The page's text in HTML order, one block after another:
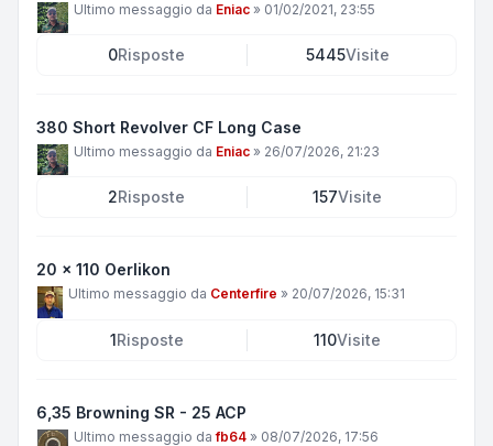
Ultimo messaggio da Eniac » 01/02/2021, 23:55
0Risposte 5445Visite
380 Short Revolver CF Long Case
Ultimo messaggio da Eniac » 26/07/2026, 21:23
2Risposte 157Visite
20 x 110 Oerlikon
Ultimo messaggio da Centerfire » 20/07/2026, 15:31
1Risposte 110Visite
6,35 Browning SR - 25 ACP
Ultimo messaggio dafb64 » 08/07/2026, 17:56